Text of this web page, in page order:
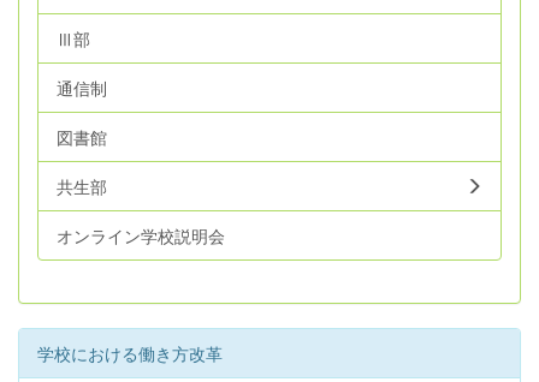
Ⅲ部
通信制
図書館
共生部
オンライン学校説明会
学校における働き方改革